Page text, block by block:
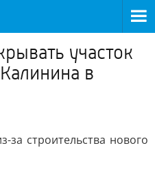
участок
в
строительства нового